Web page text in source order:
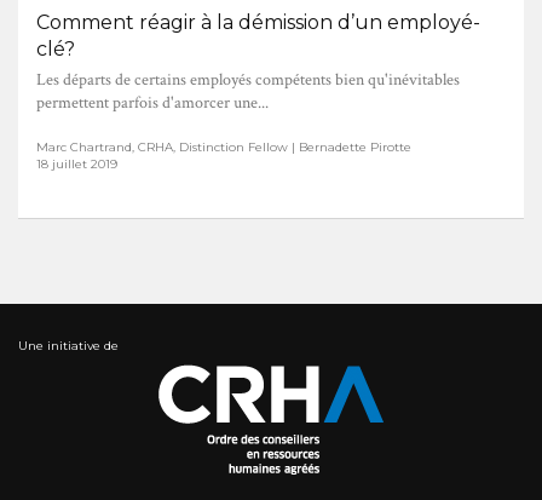
Comment réagir à la démission d’un employé-
clé?
Les départs de certains employés compétents bien qu'inévitables
permettent parfois d'amorcer une...
Marc Chartrand, CRHA, Distinction Fellow | Bernadette Pirotte
18 juillet 2019
Une initiative de